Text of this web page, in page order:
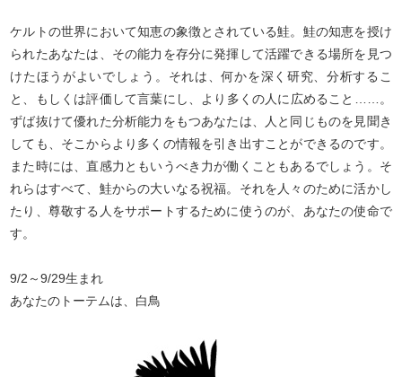
ケルトの世界において知恵の象徴とされている鮭。鮭の知恵を授け
られたあなたは、その能力を存分に発揮して活躍できる場所を見つ
けたほうがよいでしょう。それは、何かを深く研究、分析するこ
と、もしくは評価して言葉にし、より多くの人に広めること……。
ずば抜けて優れた分析能力をもつあなたは、人と同じものを見聞き
しても、そこからより多くの情報を引き出すことができるのです。
また時には、直感力ともいうべき力が働くこともあるでしょう。そ
れらはすべて、鮭からの大いなる祝福。それを人々のために活かし
たり、尊敬する人をサポートするために使うのが、あなたの使命で
す。
9/2～9/29生まれ
あなたのトーテムは、白鳥